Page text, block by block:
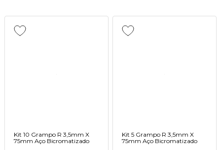
Kit 10 Grampo R 3,5mm X
75mm Aço Bicromatizado
Kit 5 Grampo R 3,5mm X
75mm Aço Bicromatizado